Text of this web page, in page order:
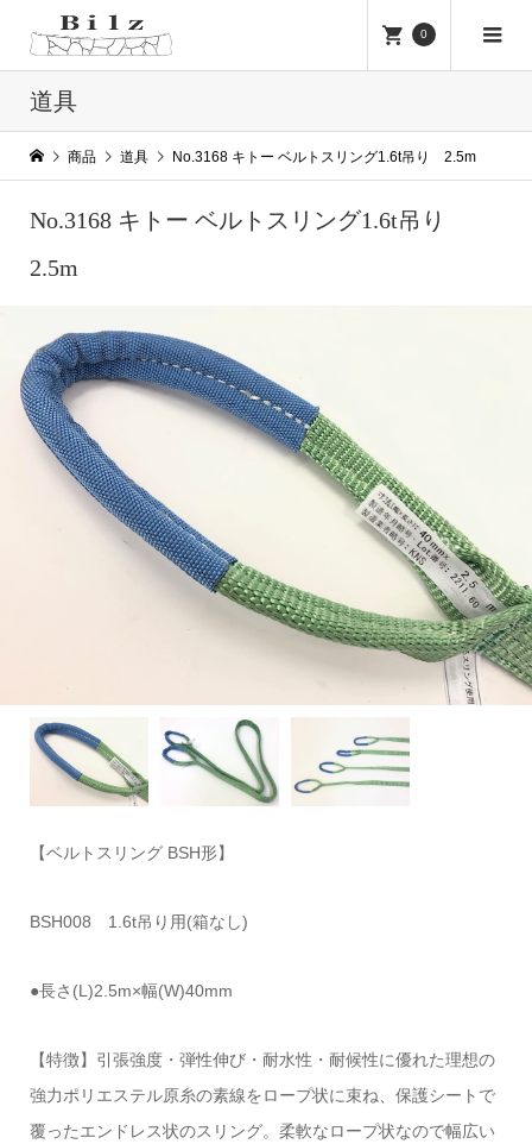
0
道具
商品 道具 No.3168 キトー ベルトスリング1.6t吊り 2.5m
No.3168 キトー ベルトスリング1.6t吊り
2.5m
【ベルトスリング BSH形】
BSH008 1.6t吊り用(箱なし)
●長さ(L)2.5m×幅(W)40mm
【特徴】引張強度・弾性伸び・耐水性・耐候性に優れた理想の
強力ポリエステル原糸の素線をロープ状に束ね、保護シートで
覆ったエンドレス状のスリング。柔軟なロープ状なので幅広い